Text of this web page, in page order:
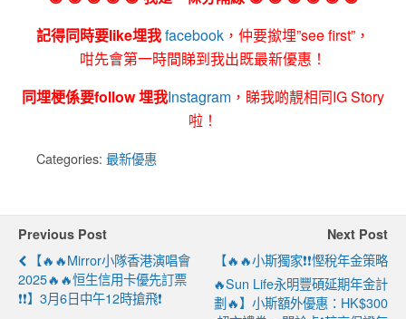
記得同時要like埋我facebook ，仲要撳埋”see first”，
咁先會第一時間睇到我出既最新優惠！
同埋梗係要follow 埋我Instagram ，睇我啲靚相同IG Story
啦！
Categories: 最新優惠
Previous Post
【🔥🔥Mirror小隊香港演唱會
2025🔥🔥恒生信用卡優先訂票
❗❗】3月6日中午12時搶飛❗
Next Post
【🔥🔥小斯獨家❗❗慳稅年金策略
🔥Sun Life永明豐碩延期年金計
劃🔥】小斯額外優惠：HK$300